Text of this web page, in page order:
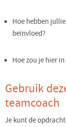
Hoe hebben
beïnvloed?
Hoe zou je hier
Gebruik
teamcoach
Je kunt de